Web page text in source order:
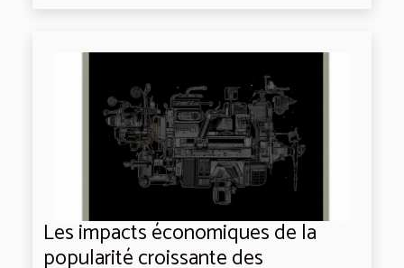
Les impacts économiques de la
popularité croissante des